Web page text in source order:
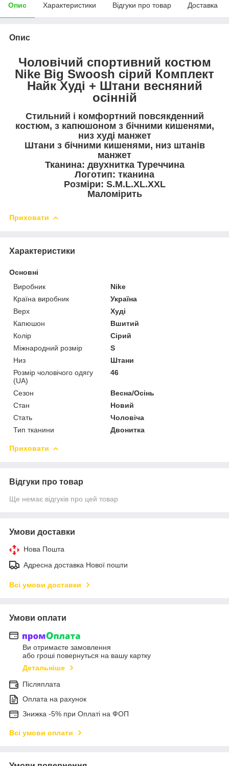
Опис Характеристики Відгуки про товар Доставка
Опис
Чоловічий спортивний костюм
Nike Big Swoosh сірий Комплект
Найк Худі + Штани весняний
осінній
Стильний і комфортний повсякденний
костюм, з капюшоном з бічними кишенями,
низ худі манжет
Штани з бічними кишенями, низ штанів
манжет
Тканина: двухнитка Туреччина
Логотип: тканина
Розміри: S.M.L.XL.XXL
Маломірить
Приховати
Характеристики
Основні
Виробник
Nike
Країна виробник
Україна
Верх
Худі
Капюшон
Вшитий
Колір
Сірий
Міжнародний розмір
S
Низ
Штани
Розмір чоловічого одягу
(UA)
46
Сезон
Весна/Осінь
Стан
Новий
Стать
Чоловіча
Тип тканини
Двонитка
Приховати
Відгуки про товар
Ще немає відгуків про цей товар
Умови доставки
Нова Пошта
Адресна доставка Нової пошти
Всі умови доставки
Умови оплати
Ви отримаєте замовлення
або гроші повернуться на вашу картку
Детальніше
Післяплата
Оплата на рахунок
Знижка -5% при Оплаті на ФОП
Всі умови оплати